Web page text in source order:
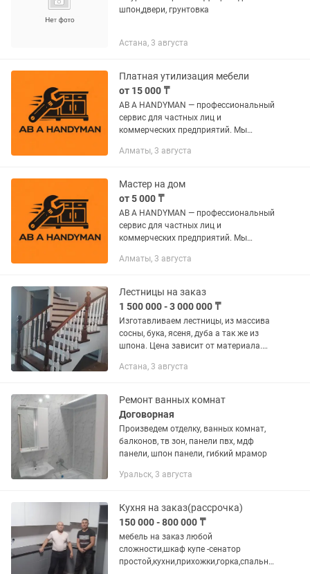
шпон,двери, грунтовка
Астана, 3 августа
Платная утилизация мебели
от 15 000 ₸
AB A HANDYMAN — профессиональный
сервис для частных лиц и
коммерческих предприятий. Мы
задачам любой сложности. Работаем
УСЛУГ: 🏠...
Алматы, 3 августа
Мастер на дом
от 5 000 ₸
AB A HANDYMAN — профессиональный
сервис для частных лиц и
коммерческих предприятий. Мы
задачам любой сложности. Работаем
УСЛУГ: 🏠...
Алматы, 3 августа
Лестницы на заказ
1 500 000 - 3 000 000 ₸
Изготавливаем лестницы, из массива
сосны, бука, ясеня, дуба а так же из
шпона. Цена зависит от материала.
фото
Астана, 3 августа
Ремонт ванных комнат
Договорная
Произведем отделку, ванных комнат,
балконов, тв зон, панели пвх, мдф
панели, шпон панели, гибкий мрамор
Уральск, 3 августа
Кухня на заказ(рассрочка)
150 000 - 800 000 ₸
мебель на заказ любой
сложности,шкаф купе -сенатор
простой,кухни,прихожки,горка,спальня